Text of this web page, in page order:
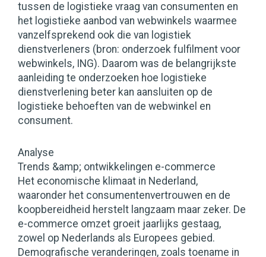
tussen de logistieke vraag van consumenten en
het logistieke aanbod van webwinkels waarmee
vanzelfsprekend ook die van logistiek
dienstverleners (bron: onderzoek fulfilment voor
webwinkels, ING). Daarom was de belangrijkste
aanleiding te onderzoeken hoe logistieke
dienstverlening beter kan aansluiten op de
logistieke behoeften van de webwinkel en
consument.
Analyse
Trends &amp; ontwikkelingen e-commerce
Het economische klimaat in Nederland,
waaronder het consumentenvertrouwen en de
koopbereidheid herstelt langzaam maar zeker. De
e-commerce omzet groeit jaarlijks gestaag,
zowel op Nederlands als Europees gebied.
Demografische veranderingen, zoals toename in